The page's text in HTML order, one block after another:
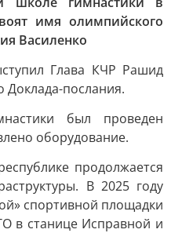
имя олимпийского
Василенко
Глава КЧР Рашид
Доклада-послания.
был проведен
оборудование.
продолжается
В 2025 году
спортивной площадки
в станице Исправной и